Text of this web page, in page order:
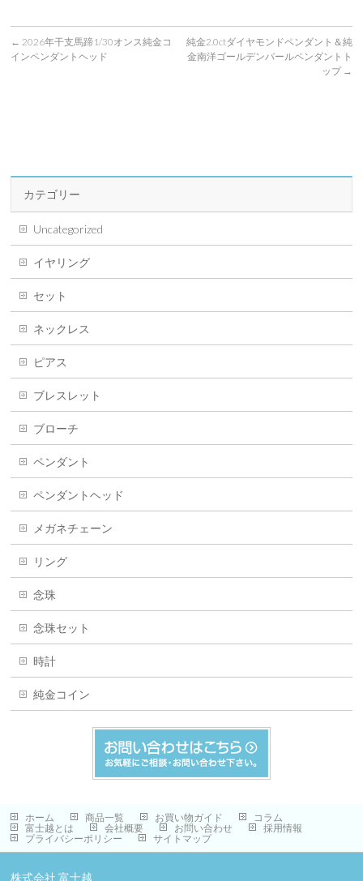
← 2026年干支馬蹄1/30オンス純金コ
インペンダントヘッド
純金2.0ctダイヤモンドペンダント＆純
金南洋ゴールデンパールペンダントト
ップ →
カテゴリー
Uncategorized
イヤリング
セット
ネックレス
ピアス
ブレスレット
ブローチ
ペンダント
ペンダントヘッド
メガネチェーン
リング
念珠
念珠セット
時計
純金コイン
ホーム 商品一覧 お買い物ガイド
コラム
富士越とは
会社概要 お問い合わせ
採用情報
プライバシーポリシー
サイトマップ
株式会社 富士越